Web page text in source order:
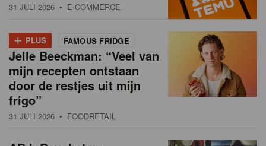
31 JULI 2026 • E-COMMERCE
+ PLUS FAMOUS FRIDGE
Jelle Beeckman: “Veel van
mijn recepten ontstaan
door de restjes uit mijn
frigo”
31 JULI 2026 • FOODRETAIL